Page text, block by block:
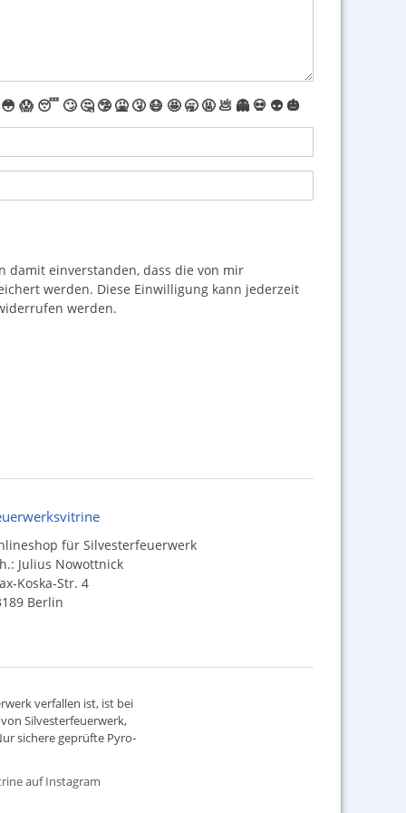
😳 😱 😴 🙄 🤔 🤥 🤮 🤧 😷 🤩 🥱 🤬 💩 👻 💀 👽 🎃
einverstanden, dass die von mir
werden. Diese Einwilligung kann jederzeit
werden.
für Silvesterfeuerwerk
Julius Nowottnick
Koska-Str. 4
Berlin
verfallen ist, ist bei
Silvesterfeuerwerk,
sichere geprüfte Pyro-
auf Instagram